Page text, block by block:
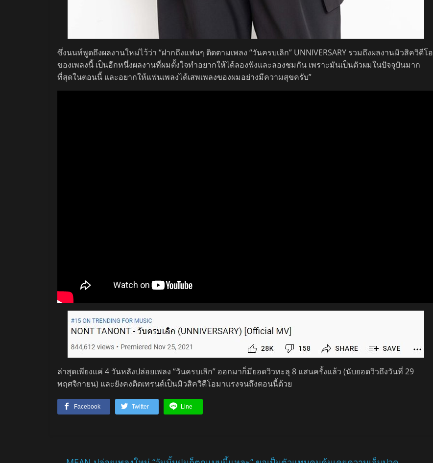
ซึ่งนนท์พูดถึงผลงานใหม่ไว้ว่า “ฝากถึงแฟนๆ ติดตามเพลง “วันครบเลิก” UNNIVERSARY รวมถึงผลงานมิวสิควิดีโอ
ของเพลงนี้ เป็นอีกหนึ่งผลงานที่ผมตั้งใจทำอยากให้ได้ลองฟังและลองชมกัน เพราะมันเป็นตัวผมในปัจจุบันมาก
ที่สุดในตอนนี้ และอยากให้แฟนเพลงได้เสพเพลงของผมอย่างมีความสุขครับ”
ล่าสุดเพียงแค่ 4 วันหลังปล่อยเพลง “วันครบเลิก” ออกมาก็มียอดวิวทะลุ 8 แสนครั้งแล้ว (นับยอดวิวถึงวันที่ 29
พฤศจิกายน) และยังคงติดเทรนด์เป็นมิวสิควิดีโอมาแรงจนถึงตอนนี้ด้วย
Facebook Twitter Line